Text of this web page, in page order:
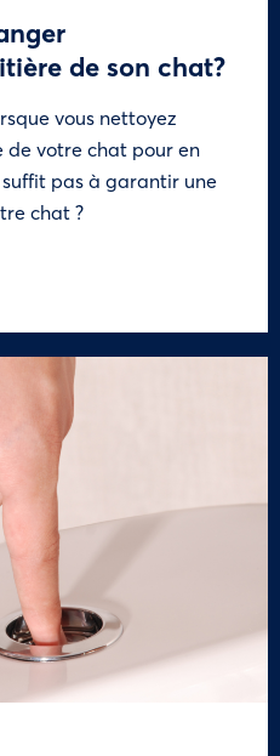
de son chat?
vous nettoyez
votre chat pour en
pas à garantir une
chat ?